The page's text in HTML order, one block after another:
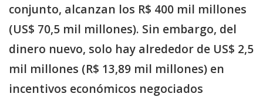
conjunto, alcanzan los R$ 400 mil millones
(US$ 70,5 mil millones). Sin embargo, del
dinero nuevo, solo hay alrededor de US$ 2,5
mil millones (R$ 13,89 mil millones) en
incentivos económicos negociados